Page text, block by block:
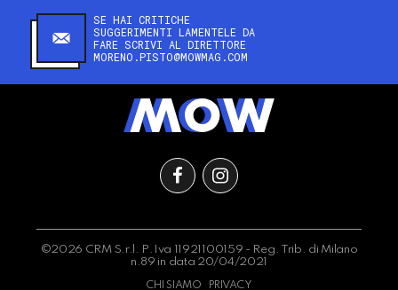
SE HAI CRITICHE
SUGGERIMENTI LAMENTELE DA
FARE SCRIVI AL DIRETTORE
MORENO.PISTO@MOWMAG.COM
©2026 CRM S.r.l. P.Iva 11921100159 - Reg. Trib. di Milano
n.89 in data 20/04/2021
CHI SIAMO PRIVACY